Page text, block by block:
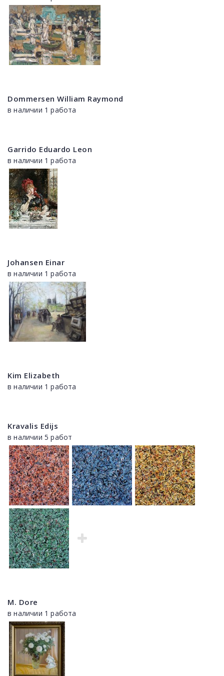
Dommersen William Raymond
в наличии 1 работа
Garrido Eduardo Leon
в наличии 1 работа
Johansen Einar
в наличии 1 работа
Kim Elizabeth
в наличии 1 работа
Kravalis Edijs
в наличии 5 работ
M. Dore
в наличии 1 работа